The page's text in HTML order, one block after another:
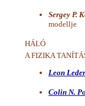
Sergey P.
modellje
HÁLÓ
A FIZIKA
Leon
Colin N.